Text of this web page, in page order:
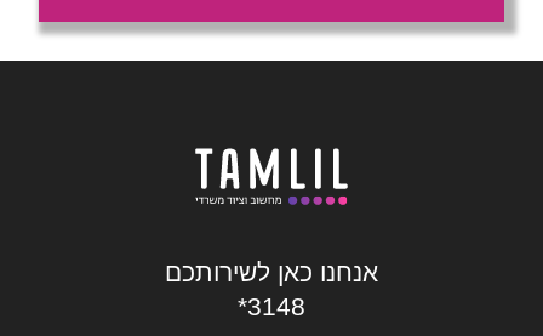
אנחנו כאן לשירותכם
*3148